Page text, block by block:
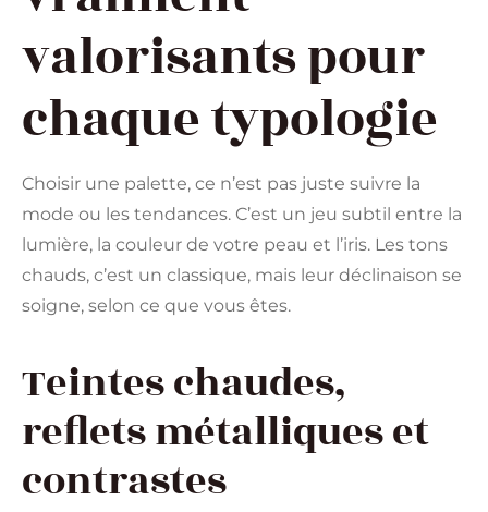
valorisants pour
chaque typologie
Choisir une palette, ce n’est pas juste suivre la
mode ou les tendances. C’est un jeu subtil entre la
lumière, la couleur de votre peau et l’iris. Les tons
chauds, c’est un classique, mais leur déclinaison se
soigne, selon ce que vous êtes.
Teintes chaudes,
reflets métalliques et
contrastes